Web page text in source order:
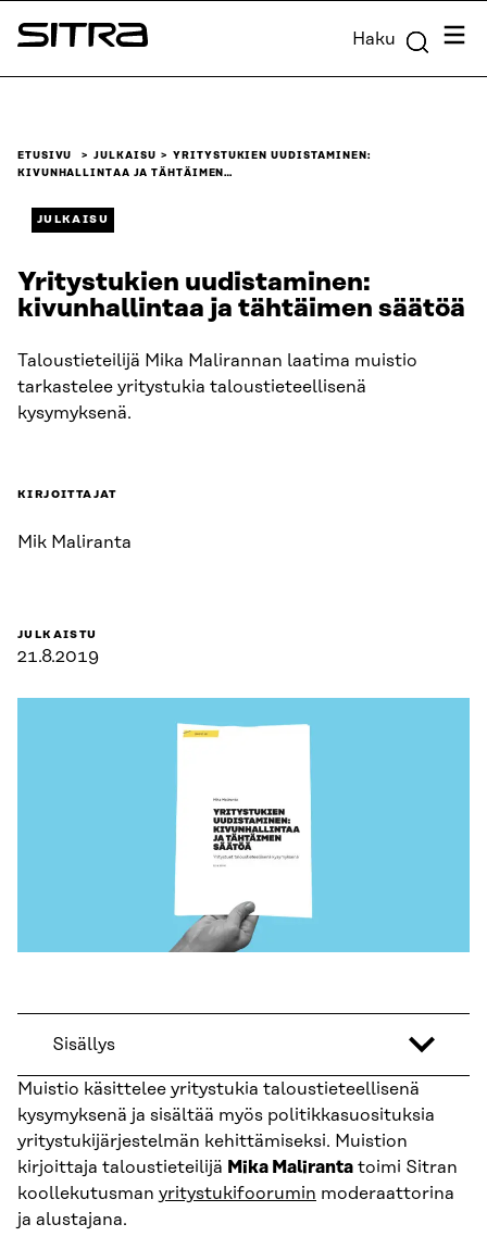
Siirry
suoraan
Sitra Haku
ETUSIVU JULKAISU
YRITYSTUKIEN UUDISTAMINEN:
KIVUNHALLINTAA JA TÄHTÄIMEN…
JULKAISU
Yritystukien uudistaminen:
kivunhallintaa ja tähtäimen säätöä
Taloustieteilijä Mika Malirannan laatima muistio
tarkastelee yritystukia taloustieteellisenä
kysymyksenä.
KIRJOITTAJAT
Mik Maliranta
JULKAISTU
21.8.2019
Sisällys
Muistio käsittelee yritystukia taloustieteellisenä
kysymyksenä ja sisältää myös politikkasuosituksia
yritystukijärjestelmän kehittämiseksi. Muistion
kirjoittaja taloustieteilijä Mika Maliranta toimi Sitran
koollekutusman yritystukifoorumin moderaattorina
ja alustajana.